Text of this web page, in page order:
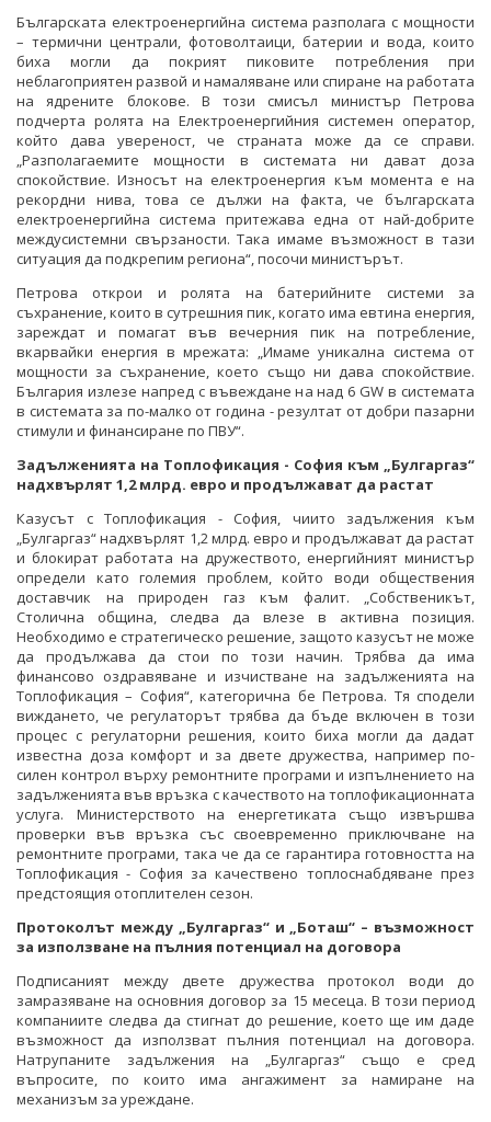
Българската електроенергийна система разполага с мощности
– термични централи, фотоволтаици, батерии и вода, които
биха могли да покрият пиковите потребления при
неблагоприятен развой и намаляване или спиране на работата
на ядрените блокове. В този смисъл министър Петрова
подчерта ролята на Електроенергийния системен оператор,
който дава увереност, че страната може да се справи.
„Разполагаемите мощности в системата ни дават доза
спокойствие. Износът на електроенергия към момента е на
рекордни нива, това се дължи на факта, че българската
електроенергийна система притежава една от най-добрите
междусистемни свързаности. Така имаме възможност в тази
ситуация да подкрепим региона“, посочи министърът.
Петрова открои и ролята на батерийните системи за
съхранение, които в сутрешния пик, когато има евтина енергия,
зареждат и помагат във вечерния пик на потребление,
вкарвайки енергия в мрежата: „Имаме уникална система от
мощности за съхранение, което също ни дава спокойствие.
България излезе напред с въвеждане на над 6 GW в системата
в системата за по-малко от година - резултат от добри пазарни
стимули и финансиране по ПВУ“.
Задълженията на Топлофикация - София към „Булгаргаз“
надхвърлят 1,2 млрд. евро и продължават да растат
Казусът с Топлофикация - София, чиито задължения към
„Булгаргаз“ надхвърлят 1,2 млрд. евро и продължават да растат
и блокират работата на дружеството, енергийният министър
определи като големия проблем, който води обществения
доставчик на природен газ към фалит. „Собственикът,
Столична община, следва да влезе в активна позиция.
Необходимо е стратегическо решение, защото казусът не може
да продължава да стои по този начин. Трябва да има
финансово оздравяване и изчистване на задълженията на
Топлофикация – София“, категорична бе Петрова. Тя сподели
виждането, че регулаторът трябва да бъде включен в този
процес с регулаторни решения, които биха могли да дадат
известна доза комфорт и за двете дружества, например по-
силен контрол върху ремонтните програми и изпълнението на
задълженията във връзка с качеството на топлофикационната
услуга. Министерството на енергетиката също извършва
проверки във връзка със своевременно приключване на
ремонтните програми, така че да се гарантира готовността на
Топлофикация - София за качествено топлоснабдяване през
предстоящия отоплителен сезон.
Протоколът между „Булгаргаз“ и „Боташ“ – възможност
за използване на пълния потенциал на договора
Подписаният между двете дружества протокол води до
замразяване на основния договор за 15 месеца. В този период
компаниите следва да стигнат до решение, което ще им даде
възможност да използват пълния потенциал на договора.
Натрупаните задължения на „Булгаргаз“ също е сред
въпросите, по които има ангажимент за намиране на
механизъм за уреждане.